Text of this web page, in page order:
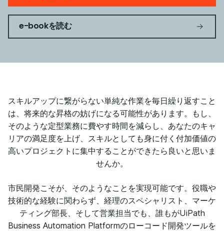
e-bookを読む
スキルアップに繋がらない単純な作業を毎日繰り返すこと
は、将来的な昇格の妨げになる可能性があります。もし、
そのような定型業務に費やす時間を減らし、あなたのキャ
リアの満足度を上げ、スキルとしても身に付く付加価値の
高いプロジェクトに集中することができたら良いと思いま
せんか。
市民開発こそが、そのようなことを実現可能です。役職や
技術的な経験に関わらず、経理のスペシャリスト、マーケ
ティング部長、そして営業担当でも、誰もがUiPath
Business Automation Platformのローコード開発ツールを